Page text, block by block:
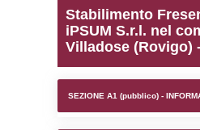
sql: SELECT
executionMS: